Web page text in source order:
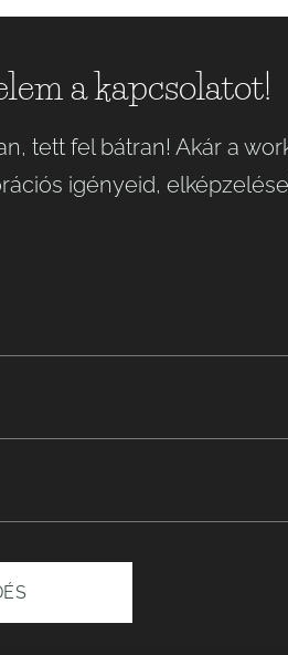
a kapcsolatot!
tett fel bátran! Akár a
igényeid,